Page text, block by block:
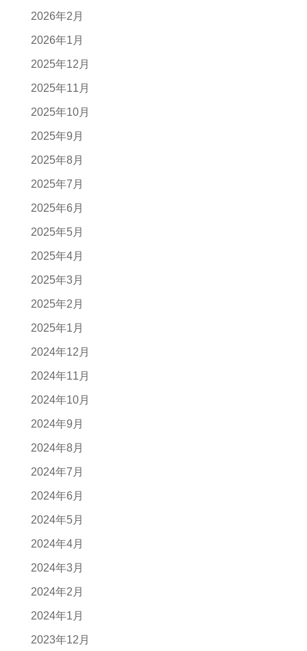
2026年2月
2026年1月
2025年12月
2025年11月
2025年10月
2025年9月
2025年8月
2025年7月
2025年6月
2025年5月
2025年4月
2025年3月
2025年2月
2025年1月
2024年12月
2024年11月
2024年10月
2024年9月
2024年8月
2024年7月
2024年6月
2024年5月
2024年4月
2024年3月
2024年2月
2024年1月
2023年12月